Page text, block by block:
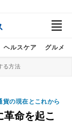
ヘルスケア グルメ
る方法
の現在とこれから
命を起こ